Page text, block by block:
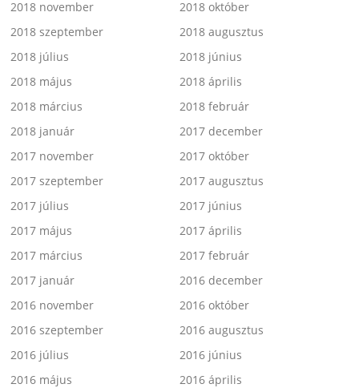
2018 november
2018 október
2018 szeptember
2018 augusztus
2018 július
2018 június
2018 május
2018 április
2018 március
2018 február
2018 január
2017 december
2017 november
2017 október
2017 szeptember
2017 augusztus
2017 július
2017 június
2017 május
2017 április
2017 március
2017 február
2017 január
2016 december
2016 november
2016 október
2016 szeptember
2016 augusztus
2016 július
2016 június
2016 május
2016 április